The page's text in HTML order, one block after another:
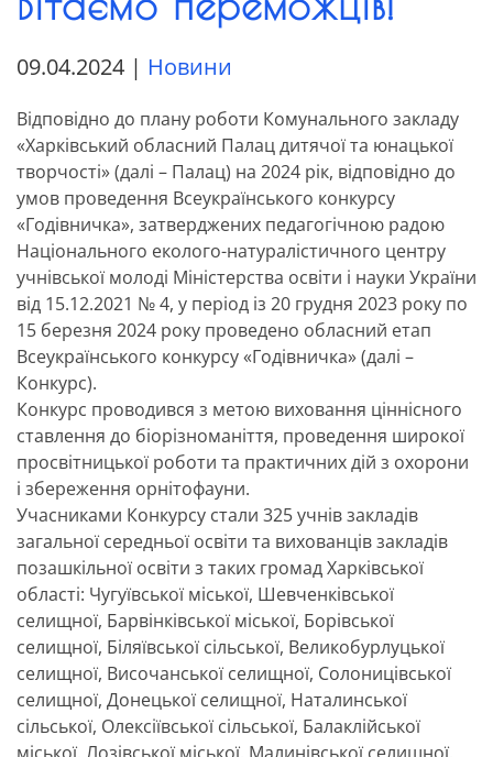
09.04.2024 | Новини
Відповідно до плану роботи Комунального закладу
«Харківський обласний Палац дитячої та юнацької
творчості» (далі – Палац) на 2024 рік, відповідно до
умов проведення Всеукраїнського конкурсу
«Годівничка», затверджених педагогічною радою
Національного еколого-натуралістичного центру
учнівської молоді Міністерства освіти і науки України
від 15.12.2021 № 4, у період із 20 грудня 2023 року по
15 березня 2024 року проведено обласний етап
Всеукраїнського конкурсу «Годівничка» (далі –
Конкурс).
Конкурс проводився з метою виховання ціннісного
ставлення до біорізноманіття, проведення широкої
просвітницької роботи та практичних дій з охорони
і збереження орнітофауни.
Учасниками Конкурсу стали 325 учнів закладів
загальної середньої освіти та вихованців закладів
позашкільної освіти з таких громад Харківської
області: Чугуївської міської, Шевченківської
селищної, Барвінківської міської, Борівської
селищної, Біляївської сільської, Великобурлуцької
селищної, Височанської селищної, Солоницівської
селищної, Донецької селищної, Наталинської
сільської, Олексіївської сільської, Балаклійської